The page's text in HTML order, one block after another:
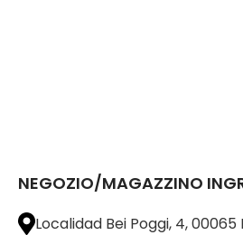
NEGOZIO/MAGAZZINO
Localidad Bei Poggi, 4,